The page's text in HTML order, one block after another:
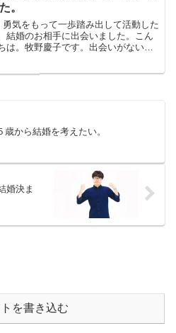
。
気をもって一歩踏み出して活動した
結婚のお相手に出会いました。こん
は。牧野慶子です。出会いがないけ
歳から結婚を考えたい。
婚決ま
を書き込む